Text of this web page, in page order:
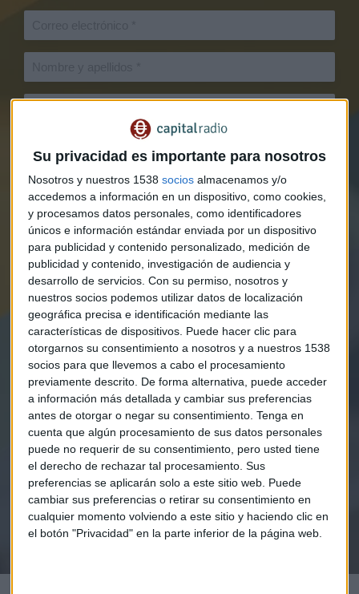
Su privacidad es importante para nosotros
Nosotros y nuestros 1538 socios almacenamos y/o
accedemos a información en un dispositivo, como cookies,
y procesamos datos personales, como identificadores
únicos e información estándar enviada por un dispositivo
para publicidad y contenido personalizado, medición de
publicidad y contenido, investigación de audiencia y
desarrollo de servicios. Con su permiso, nosotros y
nuestros socios podemos utilizar datos de localización
geográfica precisa e identificación mediante las
características de dispositivos. Puede hacer clic para
otorgarnos su consentimiento a nosotros y a nuestros 1538
socios para que llevemos a cabo el procesamiento
previamente descrito. De forma alternativa, puede acceder
a información más detallada y cambiar sus preferencias
antes de otorgar o negar su consentimiento. Tenga en
cuenta que algún procesamiento de sus datos personales
puede no requerir de su consentimiento, pero usted tiene
el derecho de rechazar tal procesamiento. Sus
preferencias se aplicarán solo a este sitio web. Puede
cambiar sus preferencias o retirar su consentimiento en
cualquier momento volviendo a este sitio y haciendo clic en
el botón "Privacidad" en la parte inferior de la página web.
Elige los boletines a los que suscribirte*
La Magia de la Publicidad
Claves ESG
Acepto lapolítica de privacidad. *
¡Suscribirme!